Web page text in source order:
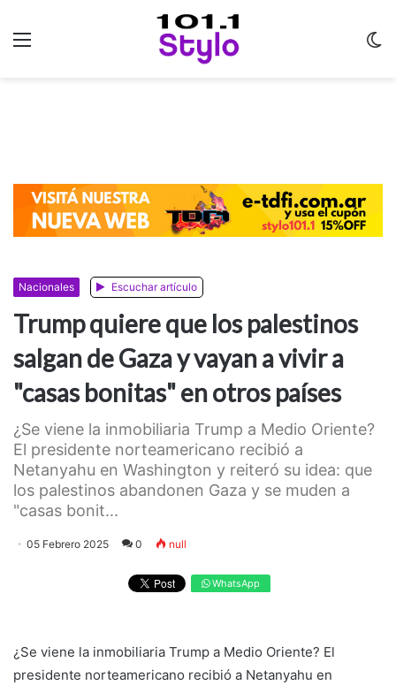
Nacionales Escuchar artículo
Trump quiere que los palestinos
salgan de Gaza y vayan a vivir a
"casas bonitas" en otros países
¿Se viene la inmobiliaria Trump a Medio Oriente?
El presidente norteamericano recibió a
Netanyahu en Washington y reiteró su idea: que
los palestinos abandonen Gaza y se muden a
"casas bonit...
05 Febrero 2025 0 null
WhatsApp
¿Se viene la inmobiliaria Trump a Medio Oriente? El
presidente norteamericano recibió a Netanyahu en